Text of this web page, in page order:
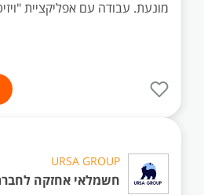
מונעת. עבודה עם אפליקציית
URSA GROUP
חשמלאי אחזקה